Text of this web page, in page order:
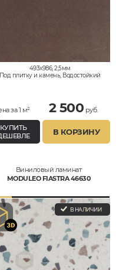
493x986, 2,5мм
Под плитку и камень, Водостойкий
за 1 м² 2 500 руб.
КУПИТЬ
В КОРЗИНУ
Виниловый ламинат
MODULEO FIASTRA 46630
В НАЛИЧИИ